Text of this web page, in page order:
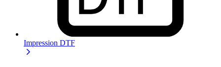
Impression DTF